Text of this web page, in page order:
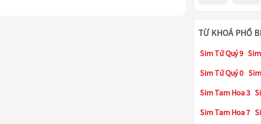
TỪ KHOÁ PHỔ
Sim Tứ Quý 9
Sim Tứ Quý 0
Sim Tam Hoa 3
Sim Tam Hoa 7